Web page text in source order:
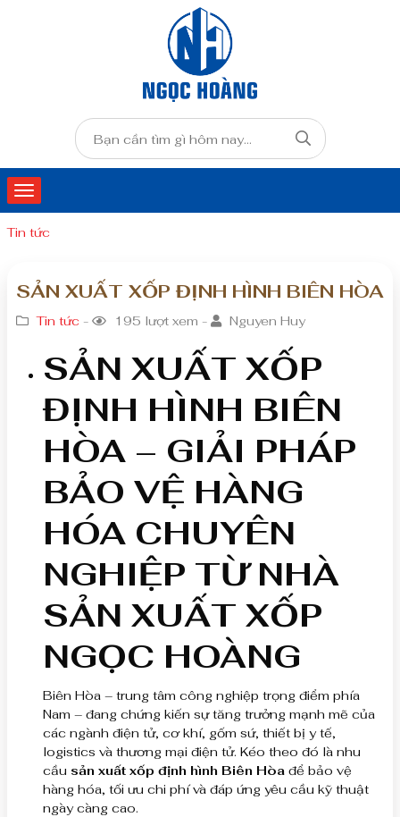
Tin tức
SẢN XUẤT XỐP ĐỊNH HÌNH BIÊN HÒA
Tin tức - 195 lượt xem - Nguyen Huy
SẢN XUẤT XỐP
ĐỊNH HÌNH BIÊN
HÒA – GIẢI PHÁP
BẢO VỆ HÀNG
HÓA CHUYÊN
NGHIỆP TỪ NHÀ
SẢN XUẤT XỐP
NGỌC HOÀNG
Biên Hòa – trung tâm công nghiệp trọng điểm phía
Nam – đang chứng kiến sự tăng trưởng mạnh mẽ của
các ngành điện tử, cơ khí, gốm sứ, thiết bị y tế,
logistics và thương mại điện tử. Kéo theo đó là nhu
cầu sản xuất xốp định hình Biên Hòa để bảo vệ
hàng hóa, tối ưu chi phí và đáp ứng yêu cầu kỹ thuật
ngày càng cao.